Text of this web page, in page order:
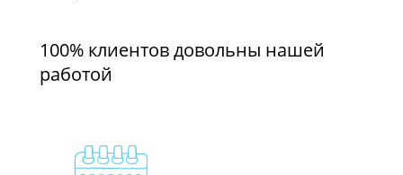
100% клиентов довольны нашей
работой